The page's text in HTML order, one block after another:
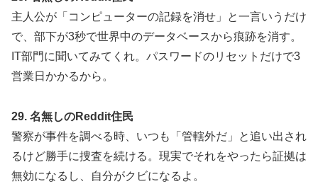
主人公が「コンピューターの記録を消せ」と一言いうだけ
で、部下が3秒で世界中のデータベースから痕跡を消す。
IT部門に聞いてみてくれ。パスワードのリセットだけで3
営業日かかるから。
29. 名無しのReddit住民
警察が事件を調べる時、いつも「管轄外だ」と追い出され
るけど勝手に捜査を続ける。現実でそれをやったら証拠は
無効になるし、自分がクビになるよ。